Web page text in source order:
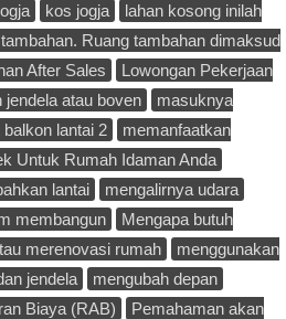
kos jogja
lahan kosong inilah
Ruang tambahan dimaksud
After Sales
Lowongan Pekerjaan
atau boven
masuknya
lantai 2
memanfaatkan
Untuk Rumah Idaman Anda
lantai
mengalirnya udara
membangun
Mengapa butuh
merenovasi rumah
menggunakan
jendela
mengubah depan
Biaya (RAB)
Pemahaman akan